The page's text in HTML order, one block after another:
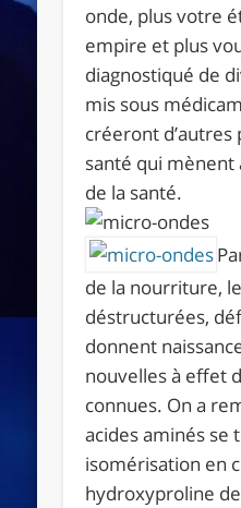
onde, plus votre
empire et plus
diagnostiqué de
mis sous
créeront
santé qui mènent
de la santé.
de la nourriture,
déstructurées,
donnent
nouvelles à effet
connues. On a
acides aminés
isomérisation en
hydroxyproline